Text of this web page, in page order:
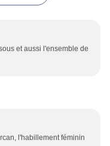
et aussi l'ensemble de
l'habillement féminin